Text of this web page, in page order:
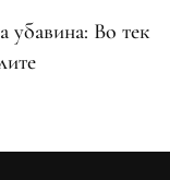
убавина: Во тек